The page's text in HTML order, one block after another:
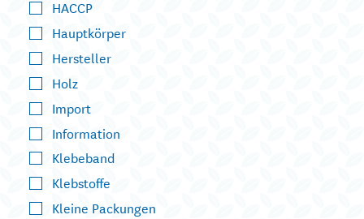
HACCP
Hauptkörper
Hersteller
Holz
Import
Information
Klebeband
Klebstoffe
Kleine Packungen